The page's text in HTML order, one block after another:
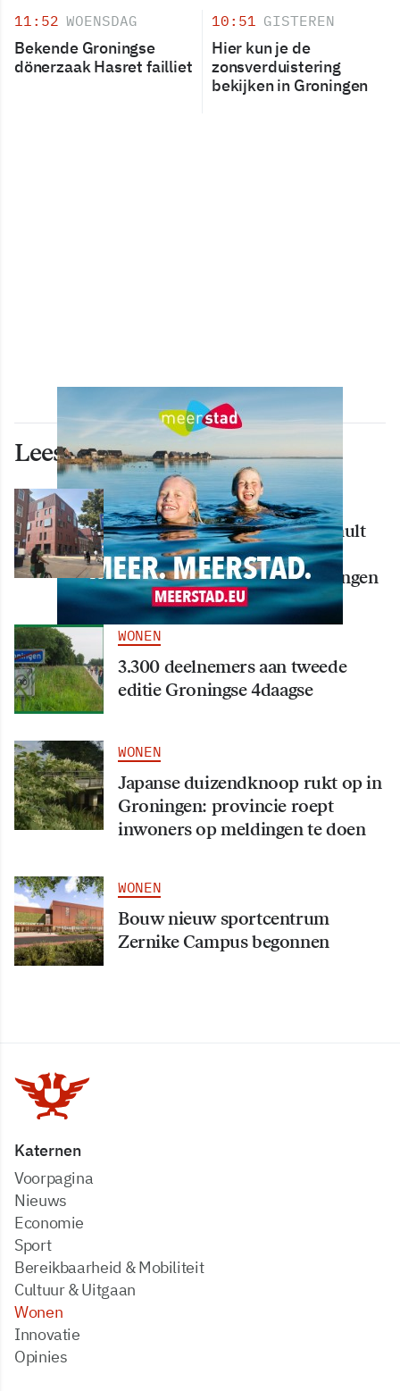
11:52 WOENSDAG
Bekende Groningse
dönerzaak Hasret failliet
10:51 GISTEREN
Hier kun je de
zonsverduistering
bekijken in Groningen
Lees ook deze artikelen
WONEN
Nieuw creatief centrum Tumult
bijna klaar: opening eind
september in hart van Groningen
WONEN
3.300 deelnemers aan tweede
editie Groningse 4daagse
WONEN
Japanse duizendknoop rukt op in
Groningen: provincie roept
inwoners op meldingen te doen
WONEN
Bouw nieuw sportcentrum
Zernike Campus begonnen
Katernen
Voorpagina
Nieuws
Economie
Sport
Bereikbaarheid & Mobiliteit
Cultuur & Uitgaan
Wonen
Innovatie
Opinies